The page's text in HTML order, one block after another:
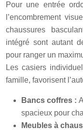
Pour une entrée
l’encombrement
chaussures
intégré sont autant
pour ranger un
Les casiers
famille, favorisent
Bancs coffres :
spacieux pour
Meubles à